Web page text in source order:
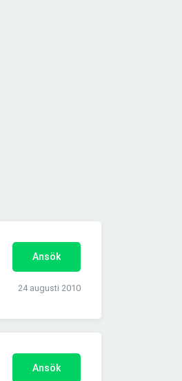
Ansök
24 augusti 2010
Ansök